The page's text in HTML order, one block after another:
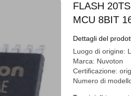
FLASH
MCU 8BIT
Dettagli del
Luogo di origine:
Marca: Nuvoton
Certificazione:
Numero di